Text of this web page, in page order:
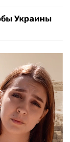
Украины